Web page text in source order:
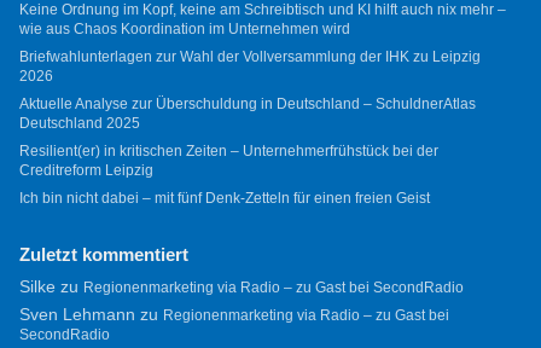
Keine Ordnung im Kopf, keine am Schreibtisch und KI hilft auch nix mehr –
wie aus Chaos Koordination im Unternehmen wird
Briefwahlunterlagen zur Wahl der Vollversammlung der IHK zu Leipzig
2026
Aktuelle Analyse zur Überschuldung in Deutschland – SchuldnerAtlas
Deutschland 2025
Resilient(er) in kritischen Zeiten – Unternehmerfrühstück bei der
Creditreform Leipzig
Ich bin nicht dabei – mit fünf Denk-Zetteln für einen freien Geist
Zuletzt kommentiert
Silkezu Regionenmarketing via Radio – zu Gast bei SecondRadio
Sven Lehmann zu Regionenmarketing via Radio – zu Gast bei
SecondRadio